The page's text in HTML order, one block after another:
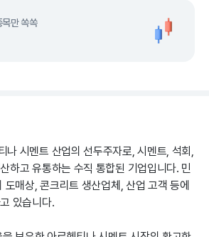
목만 쏙쏙
나 시멘트 산업의 선두주자로, 시멘트, 석회,
하고 유통하는 수직 통합된 기업입니다. 민
도매상, 콘크리트 생산업체, 산업 고객 등에
있습니다.